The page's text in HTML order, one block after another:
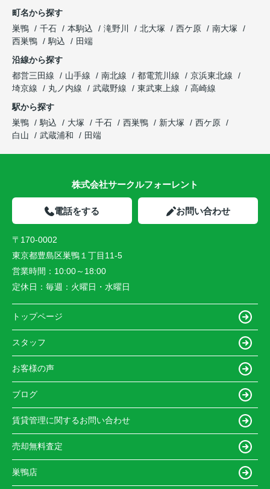
町名から探す
巣鴨
千石 本駒込 滝野川 北大塚 西ケ原
南大塚
西巣鴨
駒込
田端
沿線から探す
都営三田線
山手線 南北線 都電荒川線
京浜東北線
埼京線
丸ノ内線 武蔵野線 東武東上線
高崎線
駅から探す
巣鴨
駒込 大塚 千石 西巣鴨 新大塚
西ケ原
白山
武蔵浦和 田端
株式会社サークルフォーレント
電話をする お問い合わせ
〒170-0002
東京都豊島区巣鴨１丁目11-5
営業時間： 10:00～18:00
定休日： 毎週：火曜日・水曜日
トップページ
スタッフ
お客様の声
ブログ
賃貸管理に関するお問い合わせ
売却無料査定
巣鴨店